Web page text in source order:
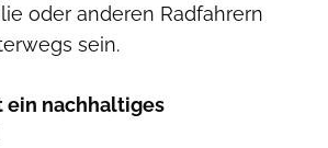
oder anderen Radfahrern
sein.
ein nachhaltiges